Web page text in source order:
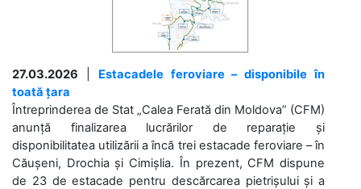
27.03.2026
Estacadele feroviare – disponibile în
toată țara
Întreprinderea de Stat „Calea Ferată din Moldova” (CFM)
anunță finalizarea lucrărilor de reparație și
disponibilitatea utilizării a încă trei estacade feroviare – în
Căușeni, Drochia și Cimișlia. În prezent, CFM dispune
de 23 de estacade pentru descărcarea pietrișului și a